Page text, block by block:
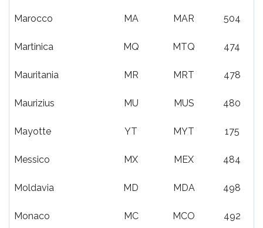
Marocco MA MAR 504
Martinica MQ MTQ 474
Mauritania MR MRT 478
Maurizius MU MUS 480
Mayotte YT MYT 175
Messico MX MEX 484
Moldavia MD MDA 498
Monaco MC MCO 492